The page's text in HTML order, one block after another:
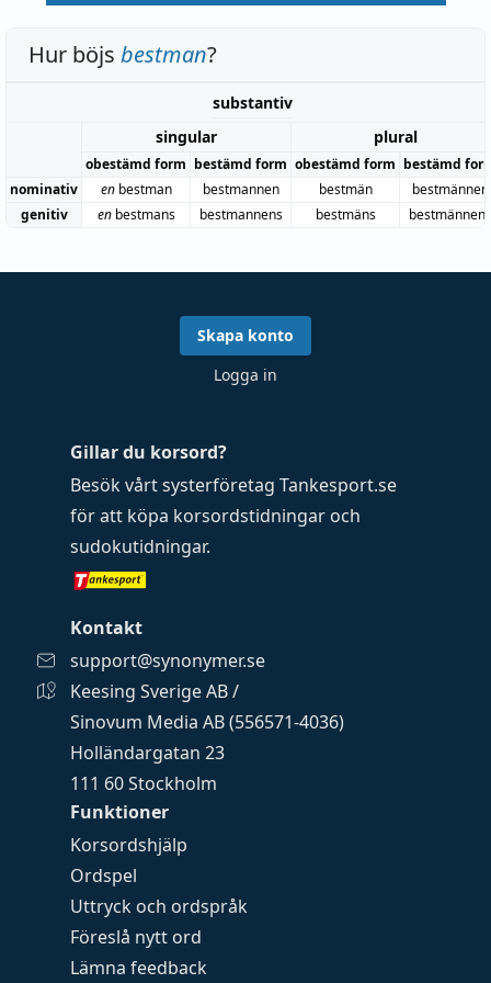
Hur böjs bestman?
substantiv
singular
plural
obestämd form bestämd form obestämd form bestämd
nominativ
enbestman bestmannen bestmän
bestmännen
genitiv
enbestmans bestmannens bestmäns bestmännens
Funktioner
Korsordshjälp
Ordspel
Uttryck och ordspråk
Föreslå nytt ord
Lämna feedback
Gillar du korsord?
Besök vårt systerföretag Tankesport.se
för att köpa korsordstidningar och
sudokutidningar.
Kontakt
support@synonymer.se
Keesing Sverige AB /
Sinovum Media AB (556571-4036)
Holländargatan 23
111 60 Stockholm
Skapa konto
Logga in